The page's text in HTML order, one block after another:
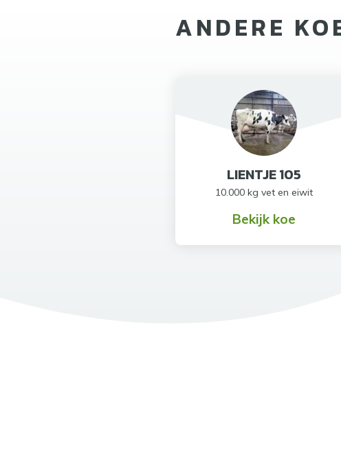
ANDERE
LIENTJE 105
10.000 kg vet en eiwit
Bekijk koe